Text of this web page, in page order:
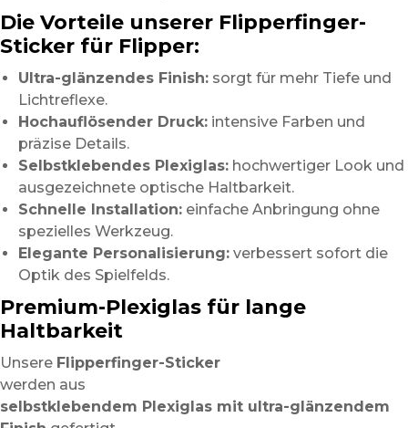
Die Vorteile unserer Flipperfinger-
Sticker für Flipper:
Ultra-glänzendes Finish: sorgt für mehr Tiefe und
Lichtreflexe.
Hochauflösender Druck: intensive Farben und
präzise Details.
Selbstklebendes Plexiglas: hochwertiger Look und
ausgezeichnete optische Haltbarkeit.
Schnelle Installation: einfache Anbringung ohne
spezielles Werkzeug.
Elegante Personalisierung: verbessert sofort die
Optik des Spielfelds.
Premium-Plexiglas für lange
Haltbarkeit
Unsere Flipperfinger-Sticker
werden aus
selbstklebendem Plexiglas mit ultra-glänzendem